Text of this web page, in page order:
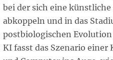
bei der sich eine
abkoppeln und in das
postbiologischen
KI fasst das Szenario